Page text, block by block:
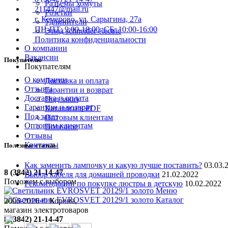
Разъемы хомуты
Розетки
Удлинители
Этюд schneider electric
О компании
Вакансии
Покупателям
Доставка и оплата
Гарантии и возврат
Под заказ
Каталоги в PDF
Оптовым клиентам
Полезное
Отзывы
Контакты
8 (3842) 21-14-47
Поможем с выбором
Меню
Каталог
8 (3842) 21-14-47
211447@mail.ru
г. Кемерово, ул. Сарыгина, 27а
ПН-ПТ: 9:00-18:00; СБ: 10:00-16:00
Политика конфиденциальности
Покупателю
О компании
Отзывы
Доставка и оплата
Гарантии и возврат
Под заказ
Оптовым клиентам
Полезные статьи
Как заменить лампочку и какую лучше поставить?
Выбор кабеля для домашней проводки 21.02.2022
Рекомендации по покупке люстры в детскую 10.02.2022
2006-2026© Корона,
магазин электротоваров